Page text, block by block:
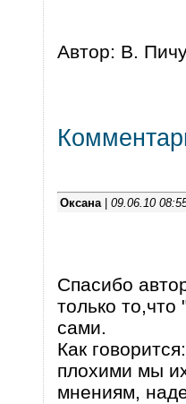
Автор: В.
Оксана 09.06.10
Спасибо
только
сами.
Как
плохими мы
мнениям,